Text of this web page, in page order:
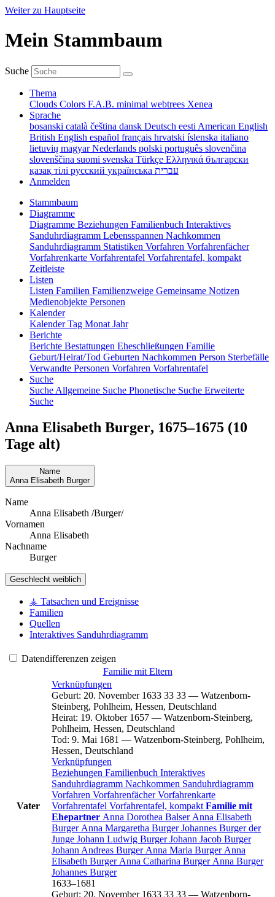
Weiter zu Hauptseite
Mein Stammbaum
Suche
Thema
Clouds Colors F.A.B. minimal webtrees Xenea
Sprache
bosanski català čeština dansk Deutsch eesti American English
British English español français hrvatski íslenska italiano
lietuvių magyarNederlands polski português slovenčina
slovenščina suomi svenska Türkçe Ελληνικά български
қазақ тілі русский українська עברית
Anmelden
Stammbaum
Diagramme
Diagramme Beziehungen Familienbuch Interaktives
Sanduhrdiagramm Lebensspannen Nachkommen
Sanduhrdiagramm Statistiken Vorfahren Vorfahrenfächer
Vorfahrenkarte Vorfahrentafel Vorfahrentafel, kompakt
Zeitleiste
Listen
Listen Familien Familienzweige Gemeinsame Notizen
Medienobjekte Personen
Kalender
KalenderTag Monat Jahr
Berichte
Berichte Bestattungen Eheschließungen Familie
Geburt/Heirat/Tod Geburten Nachkommen Person Sterbefälle
Verwandte Personen Vorfahren Vorfahrentafel
Suche
Suche Allgemeine Suche Phonetische Suche Erweiterte
Suche
Anna Elisabeth Burger, 1675–1675 (10
Tage alt)
Name
Anna Elisabeth Burger
Name
Anna Elisabeth /Burger/
Vornamen
Anna Elisabeth
Nachname
Burger
Geschlecht weiblich
⚶ Tatsachen und Ereignisse
Familien
Quellen
Interaktives Sanduhrdiagramm
Datendifferenzen zeigen
Familie mit Eltern
Vater
Verknüpfungen
Geburt: 20. November 1633 33 33 — Watzenborn-
Steinberg, Pohlheim, Hessen, Deutschland
Heirat: 19. Oktober 1657 — Watzenborn-Steinberg,
Pohlheim, Hessen, Deutschland
Tod: 9. Mai 1681 — Watzenborn-Steinberg, Pohlheim,
Hessen, Deutschland
Verknüpfungen
Beziehungen Familienbuch Interaktives
Sanduhrdiagramm Nachkommen Sanduhrdiagramm
Vorfahren VorfahrenfächerVorfahrenkarte
Vorfahrentafel Vorfahrentafel, kompakt Familie mit
Ehepartner Anna Dorothea Balser Anna Elisabeth
Burger Anna Margaretha Burger Johannes Burgerder
Junge Johann Ludwig Burger Johann Jacob Burger
Johann Andreas Burger Anna Maria Burger Anna
Elisabeth Burger Anna Catharina Burger Anna Burger
Johannes Burger
1633–1681
Geburt: 20. November 1633 33 33 — Watzenborn-